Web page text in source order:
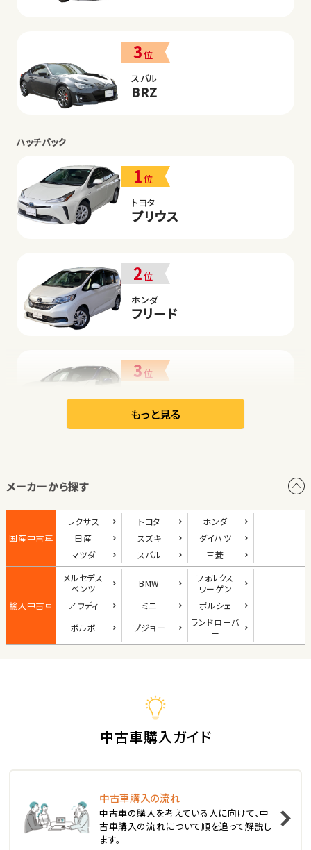
3位
スバル
BRZ
ハッチバック
1位
トヨタ
プリウス
2位
ホンダ
フリード
3位
日産
リーフ
1位
ダイハツ
コペン
2
ロードスター
ホンダ
S660
1位
もっと見る
メーカーから探す
国産中古車
レクサス トヨタ
ホンダ
日産
スズキ
ダイハツ
マツダ
スバル 三菱
輸入中古車
メルセデス
ベンツ
BMW
フォルクス
ワーゲン
アウディ
ミニ
ポルシェ
ボルボ
プジョー ランドローバ
ー
中古車購入ガイド
中古車購入の流れ
中古車の購入を考えている人に向けて、中
古車購入の流れについて順を追って解説し
ます。